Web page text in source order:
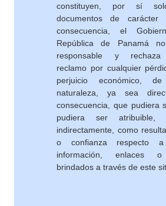
constituyen, por sí
documentos de carácter
consecuencia, el
República de Panamá
responsable y rechaza
reclamo por cualquier
perjuicio económico, de
naturaleza, ya sea
consecuencia, que pudiera
pudiera ser atribuible,
indirectamente, como
o confianza respecto a
información, enlaces o
brindados a través de este